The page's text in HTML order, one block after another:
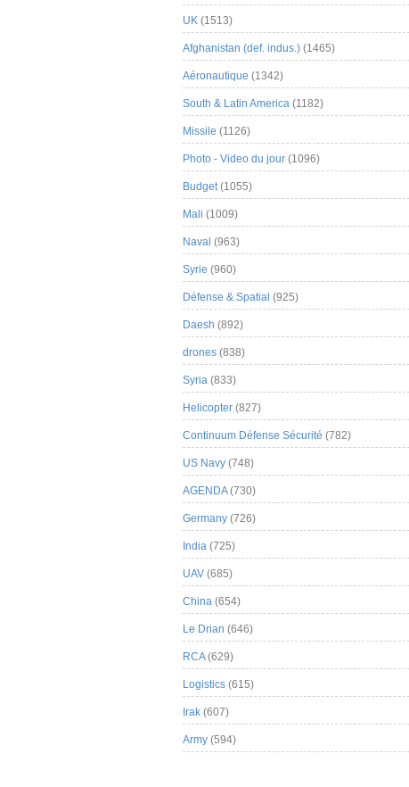
UK (1513)
Afghanistan (def. indus.) (1465)
Aéronautique (1342)
South & Latin America (1182)
Missile (1126)
Photo - Video du jour (1096)
Budget(1055)
Mali (1009)
Naval (963)
Syrie (960)
Défense & Spatial (925)
Daesh (892)
drones (838)
Syria (833)
Helicopter (827)
Continuum Défense Sécurité (782)
US Navy (748)
AGENDA(730)
Germany (726)
India (725)
UAV (685)
China (654)
Le Drian (646)
RCA(629)
Logistics (615)
Irak (607)
Army (594)